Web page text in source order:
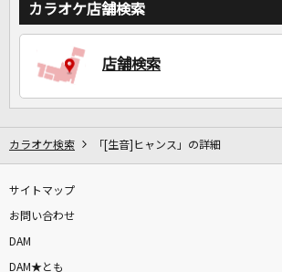
家族や友達と一緒に！練習にも！
カラオケ店舗検索
店舗検索
カラオケ検索 「[生音]ヒャンス」の詳細
サイトマップ
お問い合わせ
DAM
DAM★とも